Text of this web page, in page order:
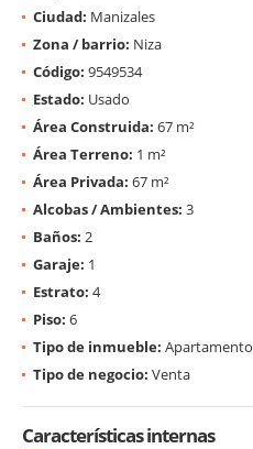
Ciudad: Manizales
Zona / barrio: Niza
Código: 9549534
Estado: Usado
Área Construida: 67 m²
Área Terreno: 1 m²
Área Privada: 67 m²
Alcobas / Ambientes: 3
Baños: 2
Garaje: 1
Estrato: 4
Piso: 6
Tipo de inmueble: Apartamento
Tipo de negocio: Venta
Características internas